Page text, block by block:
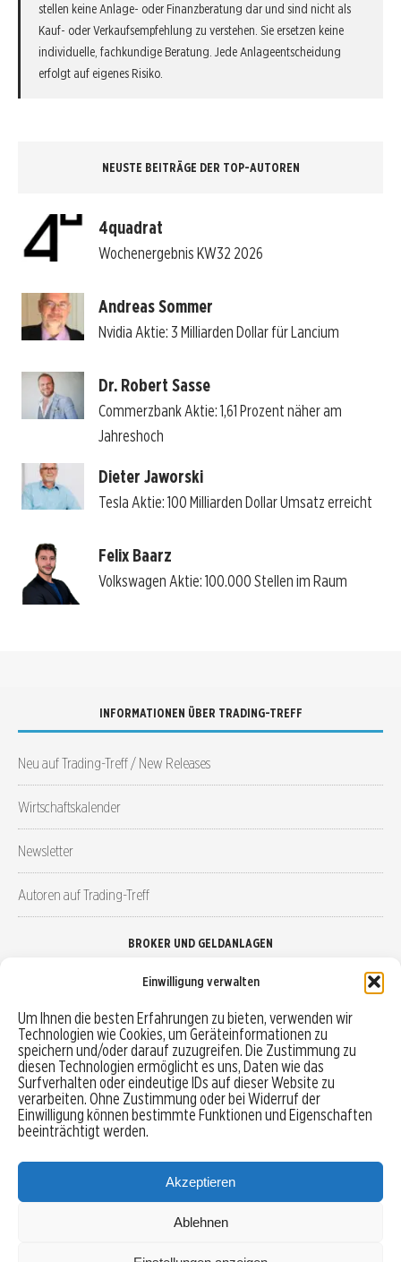
Einwilligung verwalten
Um Ihnen die besten Erfahrungen zu bieten, verwenden wir
Technologien wie Cookies, um Geräteinformationen zu
speichern und/oder darauf zuzugreifen. Die Zustimmung zu
diesen Technologien ermöglicht es uns, Daten wie das
Surfverhalten oder eindeutige IDs auf dieser Website zu
verarbeiten. Ohne Zustimmung oder bei Widerruf der
Einwilligung können bestimmte Funktionen und Eigenschaften
beeinträchtigt werden.
Akzeptieren
Ablehnen
stellen keine Anlage- oder Finanzberatung dar und sind nicht als
Kauf- oder Verkaufsempfehlung zu verstehen. Sie ersetzen keine
individuelle, fachkundige Beratung. Jede Anlageentscheidung
erfolgt auf eigenes Risiko.
NEUSTE BEITRÄGE DER TOP-AUTOREN
4quadrat
Wochenergebnis KW32 2026
Andreas Sommer
Nvidia Aktie: 3 Milliarden Dollar für Lancium
Dr. Robert Sasse
Commerzbank Aktie: 1,61 Prozent näher am
Jahreshoch
Dieter Jaworski
Tesla Aktie: 100 Milliarden Dollar Umsatz erreicht
Felix Baarz
Volkswagen Aktie: 100.000 Stellen im Raum
INFORMATIONEN ÜBER TRADING-TREFF
Neu auf Trading-Treff / New Releases
Wirtschaftskalender
Newsletter
Autoren auf Trading-Treff
BROKER UND GELDANLAGEN
Robo-Advisor vergleichen
Depotvergleich
Festgeld vergleichen
Tagesgeld vergleichen